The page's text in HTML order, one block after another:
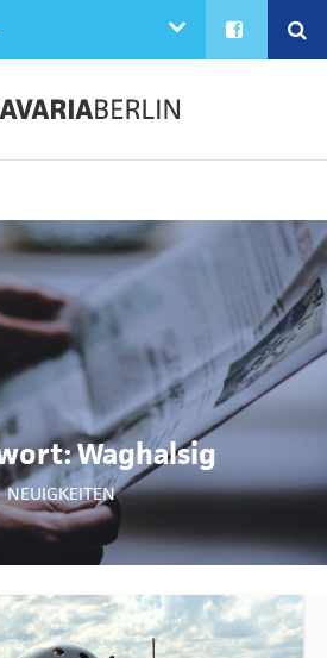
FACEBOOK
Waghalsig
NEUIGKEITEN